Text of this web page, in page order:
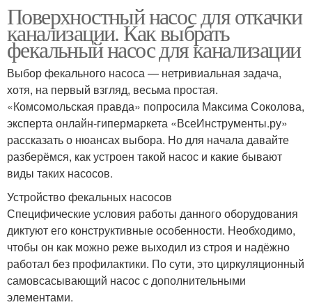
Поверхностный насос для откачки
канализации. Как выбрать
фекальный насос для канализации
Выбор фекального насоса — нетривиальная задача,
хотя, на первый взгляд, весьма простая.
«Комсомольская правда» попросила Максима Соколова,
эксперта онлайн-гипермаркета «ВсеИнструменты.ру»
рассказать о нюансах выбора. Но для начала давайте
разберёмся, как устроен такой насос и какие бывают
виды таких насосов.
Устройство фекальных насосов
Специфические условия работы данного оборудования
диктуют его конструктивные особенности. Необходимо,
чтобы он как можно реже выходил из строя и надёжно
работал без профилактики. По сути, это циркуляционный
самовсасывающий насос с дополнительными
элементами.